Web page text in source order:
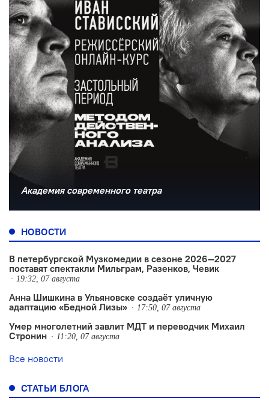
Академия современного театра
НОВОСТИ
В петербургской Музкомедии в сезоне 2026—2027
поставят спектакли Мильграм, Разенков, Чевик
19:32, 07 августа
Анна Шишкина в Ульяновске создаëт уличную
адаптацию «Бедной Лизы»
17:50, 07 августа
Умер многолетний завлит МДТ и переводчик Михаил
Стронин
11:20, 07 августа
Все новости
СТАТЬИ БЛОГА